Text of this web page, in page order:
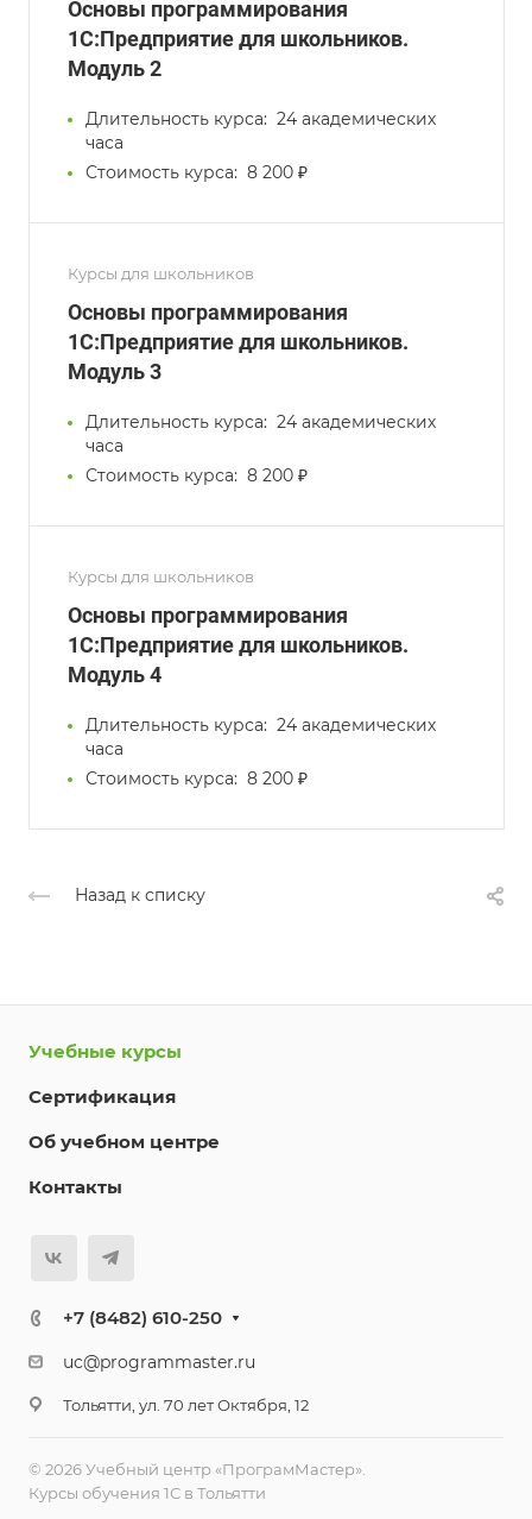
Основы программирования
1С:Предприятие для школьников.
Модуль 2
Длительность курса: 24 академических
часа
Стоимость курса: 8 200 ₽
Курсы для школьников
Основы программирования
1С:Предприятие для школьников.
Модуль 3
Длительность курса: 24 академических
часа
Стоимость курса: 8 200 ₽
Курсы для школьников
Основы программирования
1С:Предприятие для школьников.
Модуль 4
Длительность курса: 24 академических
часа
Стоимость курса: 8 200 ₽
Назад к списку
Учебные курсы
Сертификация
Об учебном центре
Контакты
+7 (8482) 610-250
uc@programmaster.ru
Тольятти, ул. 70 лет Октября, 12
© 2026 Учебный центр «ПрограмМастер».
Курсы обучения 1С в Тольятти